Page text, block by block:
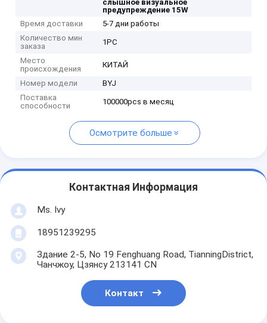
слышное визуальное
предупреждение 15W
Время доставки
5-7 дни работы
Количество мин
заказа
1PC
Место
происхождения
КИТАЙ
Номер модели
BYJ
Поставка
способности
100000pcs в месяц
Осмотрите больше
Контактная Информация
Ms. Ivy
18951239295
Здание 2-5, No 19 Fenghuang Road, TianningDistrict,
Чанчжоу, Цзянсу 213141 CN
Контакт